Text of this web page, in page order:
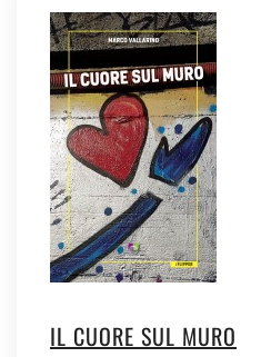
IL CUORE SUL MURO